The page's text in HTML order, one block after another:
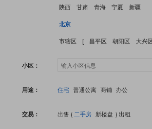
陕西
甘肃 青海 宁夏 新疆
北京
市辖区 [ 昌平区 朝阳区 大兴
小区：
用途： 住宅 普通公寓 商铺 办公
交易： 出售 ( 二手房 新楼盘 ) 出租